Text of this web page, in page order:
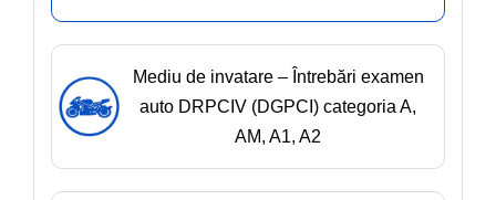
Mediu de invatare – Întrebări examen
auto DRPCIV (DGPCI) categoria A,
AM, A1, A2